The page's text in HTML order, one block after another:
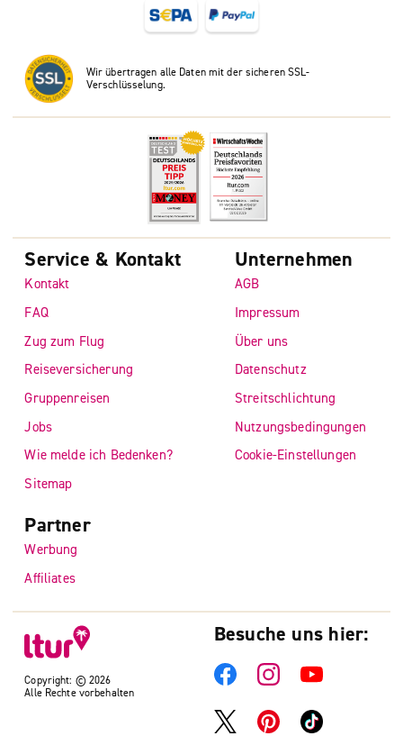
Wir übertragen alle Daten mit der sicheren SSL-
Verschlüsselung.
Copyright: © 2026
Alle Rechte vorbehalten
Service & Kontakt
Kontakt
FAQ
Zug zum Flug
Reiseversicherung
Gruppenreisen
Jobs
Wie melde ich Bedenken?
Sitemap
Unternehmen
AGB
Impressum
Über uns
Datenschutz
Streitschlichtung
Nutzungsbedingungen
Cookie-Einstellungen
Partner
Werbung
Affiliates
Besuche uns hier: